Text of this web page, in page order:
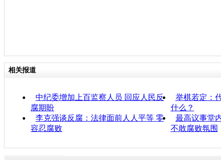
相关报道
中纪委增加上百监察人员 回应人民反
腐期盼
举棋若定：
什么？
李克强谈反腐：法律面前人人平等 零
容忍腐败
最高议事堂
不敢腐败氛围